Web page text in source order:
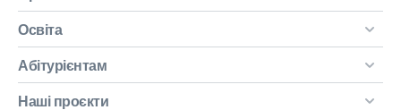
Освіта
Абітурієнтам
Наші проєкти